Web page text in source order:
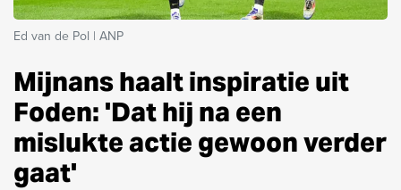
Ed van de Pol | ANP
Mijnans haalt inspiratie uit
Foden: 'Dat hij na een
mislukte actie gewoon verder
gaat'